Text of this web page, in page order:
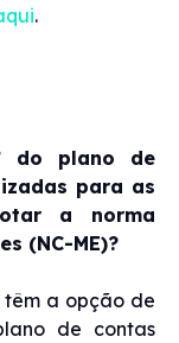
.
do plano de
para as
a norma
(NC-ME)?
têm a opção de
de contas